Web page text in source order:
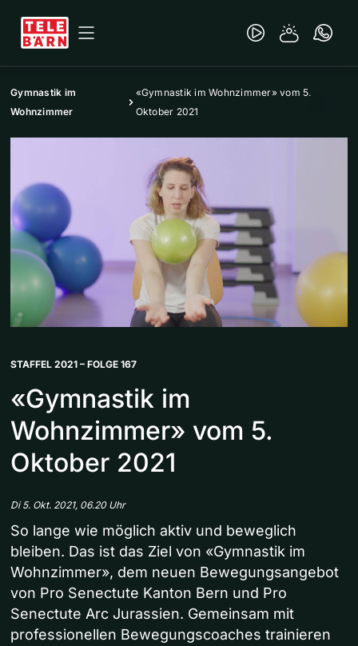
Gymnastik im
Wohnzimmer
«Gymnastik im Wohnzimmer» vom 5.
Oktober 2021
STAFFEL 2021 – FOLGE 167
«Gymnastik im
Wohnzimmer» vom 5.
Oktober 2021
Di 5. Okt. 2021, 06.20 Uhr
So lange wie möglich aktiv und beweglich
bleiben. Das ist das Ziel von «Gymnastik im
Wohnzimmer», dem neuen Bewegungsangebot
von Pro Senectute Kanton Bern und Pro
Senectute Arc Jurassien. Gemeinsam mit
professionellen Bewegungscoaches trainieren